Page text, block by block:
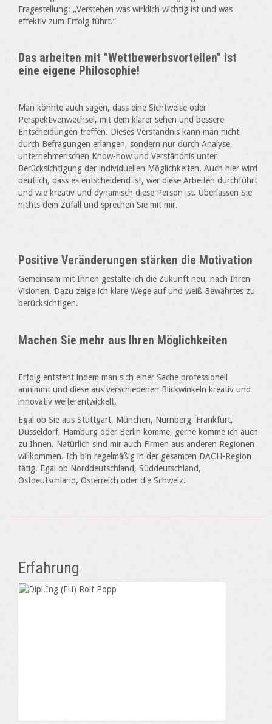
Fragestellung: „Verstehen was wirklich wichtig ist und was
effektiv zum Erfolg führt.“
Das arbeiten mit "Wettbewerbsvorteilen" ist
eine eigene Philosophie!
Man könnte auch sagen, dass eine Sichtweise oder
Perspektivenwechsel, mit dem klarer sehen und bessere
Entscheidungen treffen. Dieses Verständnis kann man nicht
durch Befragungen erlangen, sondern nur durch Analyse,
unternehmerischen Know-how und Verständnis unter
Berücksichtigung der individuellen Möglichkeiten. Auch hier wird
deutlich, dass es entscheidend ist, wer diese Arbeiten durchführt
und wie kreativ und dynamisch diese Person ist. Überlassen Sie
nichts dem Zufall und sprechen Sie mit mir.
Positive Veränderungen stärken die Motivation
Gemeinsam mit Ihnen gestalte ich die Zukunft neu, nach Ihren
Visionen. Dazu zeige ich klare Wege auf und weiß Bewährtes zu
berücksichtigen.
Machen Sie mehr aus Ihren Möglichkeiten
Erfolg entsteht indem man sich einer Sache professionell
annimmt und diese aus verschiedenen Blickwinkeln kreativ und
innovativ weiterentwickelt.
Egal ob Sie aus Stuttgart, München, Nürnberg, Frankfurt,
Düsseldorf, Hamburg oder Berlin komme, gerne komme ich auch
zu Ihnen. Natürlich sind mir auch Firmen aus anderen Regionen
willkommen. Ich bin regelmäßig in der gesamten DACH-Region
tätig. Egal ob Norddeutschland, Süddeutschland,
Ostdeutschland, Österreich oder die Schweiz.
Erfahrung